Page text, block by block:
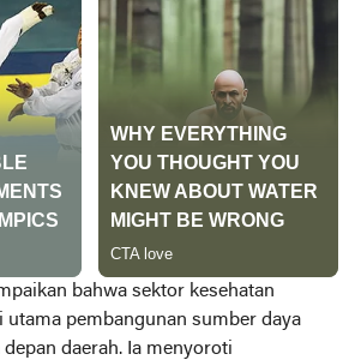
bahwa sektor kesehatan
utama pembangunan sumber daya
daerah. Ia menyoroti